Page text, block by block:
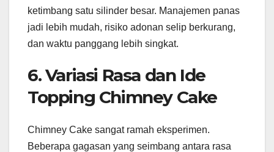
ketimbang satu silinder besar. Manajemen panas
jadi lebih mudah, risiko adonan selip berkurang,
dan waktu panggang lebih singkat.
6. Variasi Rasa dan Ide
Topping Chimney Cake
Chimney Cake sangat ramah eksperimen.
Beberapa gagasan yang seimbang antara rasa